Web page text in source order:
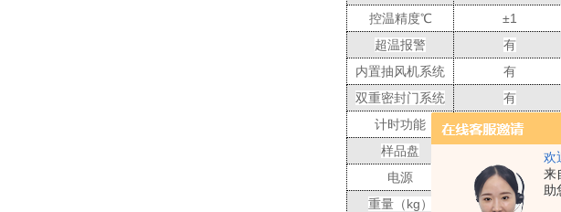
欢
来
助
控温精度℃ ±1
超温报警
有
内置抽风机系统
有
双重密封门系统
有
计时功能
有
样品盘
电源
220V 50HZ
重量（kg） 18